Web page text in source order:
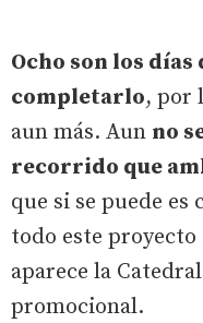
Ocho son los
completarlo, por
aun más. Aun no
recorrido que
que si se puede es
todo este proyecto
aparece la
promocional.